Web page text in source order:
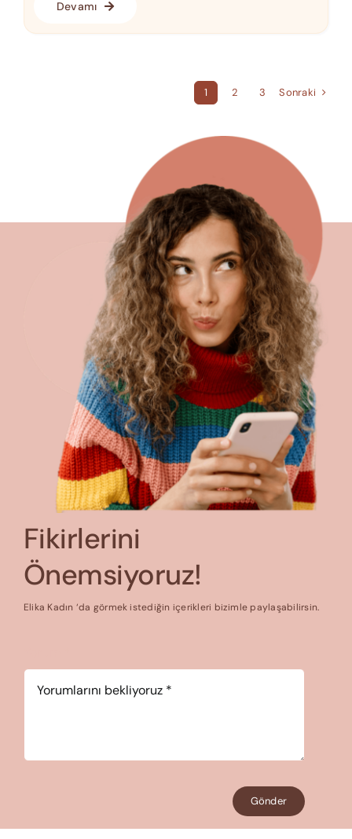
Devamı
1 2 3 Sonraki
Fikirlerini
Önemsiyoruz!
Elika Kadın ‘da görmek istediğin içerikleri bizimle paylaşabilirsin.
Gönder